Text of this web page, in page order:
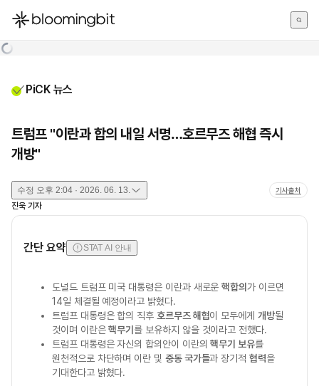
한국어
PiCK 뉴스
트럼프 "이란과 합의 내일 서명…호르무즈 해협 즉시
개방"
수정 오후 2:04 · 2026. 06. 13. 기사출처
진욱 기자
간단 요약 STAT AI 안내
도널드 트럼프 미국 대통령은 이란과 새로운핵합의가 이르면
14일 체결될 예정이라고 밝혔다.
트럼프 대통령은 합의 직후 호르무즈 해협이 모두에게 개방될
것이며 이란은핵무기 를 보유하지 않을 것이라고 전했다.
트럼프 대통령은 자신의 합의안이 이란의핵무기 보유를
원천적으로 차단하며 이란 및 중동 국가들과 장기적협력을
기대한다고 밝혔다.